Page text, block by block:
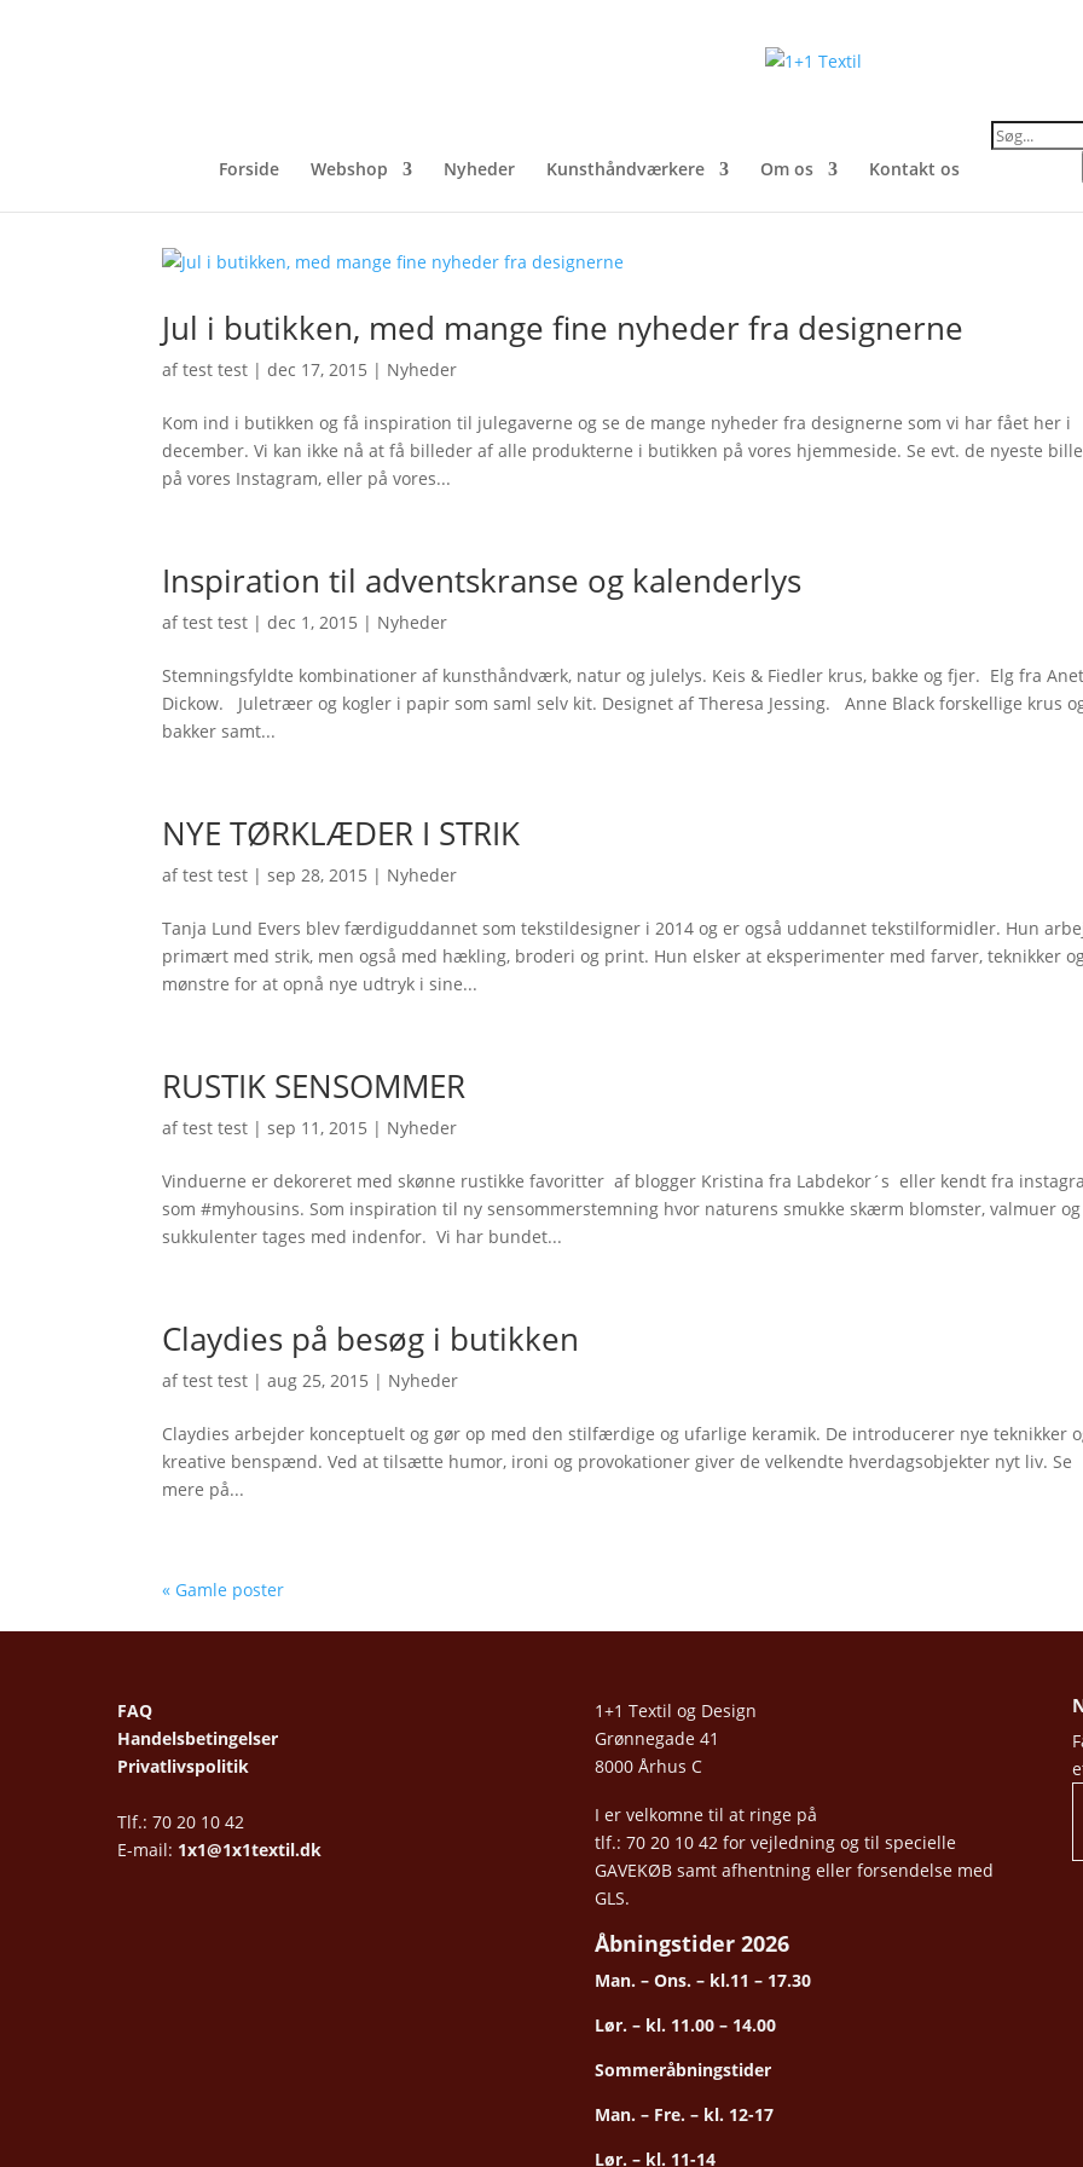
Forside Webshop Nyheder Kunsthåndværkere Om os Kontakt os
Products
search
Jul i butikken, med mange fine nyheder fra designerne
aftest test |dec 17, 2015 | Nyheder
Kom ind i butikken og få inspiration til julegaverne og se de mange nyheder fra designerne som vi har fået her i
december. Vi kan ikke nå at få billeder af alle produkterne i butikken på vores hjemmeside. Se evt. de nyeste
på vores Instagram, eller på vores...
Inspiration til adventskranse og kalenderlys
aftest test |dec 1, 2015 | Nyheder
Stemningsfyldte kombinationer af kunsthåndværk, natur og julelys. Keis & Fiedler krus, bakke og fjer. Elg fra
Dickow. Juletræer og kogler i papir som saml selv kit. Designet af Theresa Jessing. Anne Black forskellige krus
bakker samt...
NYE TØRKLÆDER I STRIK
aftest test |sep 28, 2015 | Nyheder
Tanja Lund Evers blev færdiguddannet som tekstildesigner i 2014 og er også uddannet tekstilformidler. Hun
primært med strik, men også med hækling, broderi og print. Hun elsker at eksperimenter med farver, teknikker
mønstre for at opnå nye udtryk i sine...
RUSTIK SENSOMMER
aftest test |sep 11, 2015 | Nyheder
Vinduerne er dekoreret med skønne rustikke favoritter af blogger Kristina fra Labdekor´s eller kendt fra
som #myhousins. Som inspiration til ny sensommerstemning hvor naturens smukke skærm blomster, valmuer og
sukkulenter tages med indenfor. Vi har bundet...
Claydies på besøg i butikken
aftest test |aug 25, 2015 | Nyheder
Claydies arbejder konceptuelt og gør op med den stilfærdige og ufarlige keramik. De introducerer nye teknikker
kreative benspænd. Ved at tilsætte humor, ironi og provokationer giver de velkendte hverdagsobjekter nyt liv. Se
mere på...
« Gamle poster
FAQ
Handelsbetingelser
Privatlivspolitik
Tlf.: 70 20 10 42
E-mail: 1x1@1x1textil.dk
1+1 Textil og Design
Grønnegade 41
8000 Århus C
I er velkomne til at ringe på
tlf.: 70 20 10 42 for vejledning og til specielle
GAVEKØB samt afhentning eller forsendelse med
GLS.
Åbningstider 2026
Man. – Ons. – kl.11 – 17.30
Lør. – kl. 11.00 – 14.00
Sommeråbningstider
Man. – Fre. – kl. 12-17
Lør. – kl. 11-14